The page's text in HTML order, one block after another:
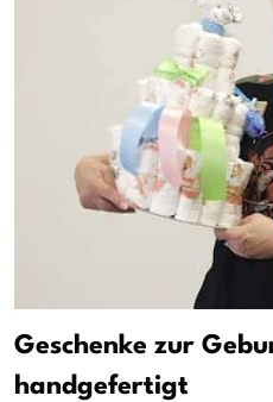
Geschenke zur
handgefertigt